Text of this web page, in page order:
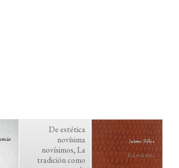
De estética
novísima
novísimos, La
tradición como